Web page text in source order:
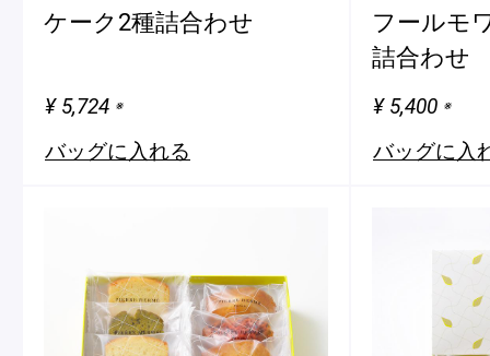
Pâtisseries
Gift
ブティック限定
季節限定
¥6,001〜¥10,000
¥10,001〜
冷凍配送
店頭受取
ケーク2種詰合わせ
¥ 5,724 ※
バッグに入れる
フールモ
詰合わせ
¥ 5,400 ※
バッグに入